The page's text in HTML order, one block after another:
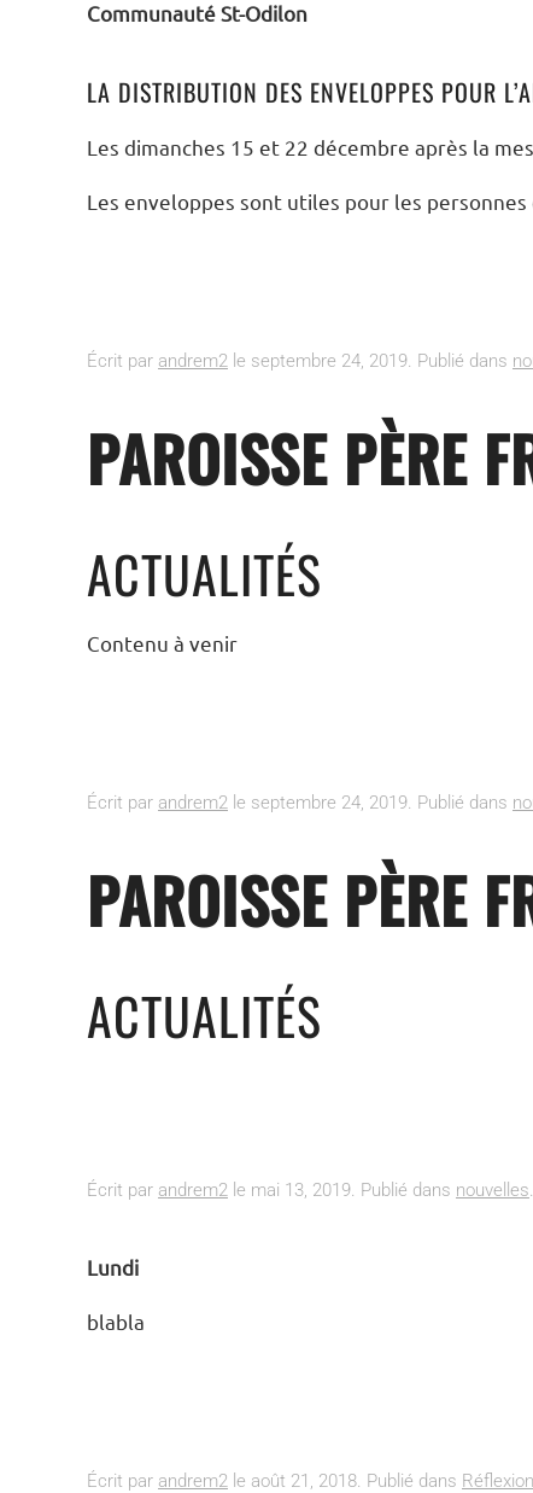
Communauté St-Odilon
LA DISTRIBUTION DES ENVELOPPES POUR
Les dimanches 15 et 22 décembre après la
Les enveloppes sont utiles pour les
Écrit par andrem2 le septembre 24, 2019. Publié dans
PAROISSE PÈRE
ACTUALITÉS
Contenu à venir
Écrit par andrem2 le septembre 24, 2019. Publié dans
PAROISSE PÈRE
ACTUALITÉS
Écrit par andrem2 le mai 13, 2019. Publié dans nouvelles.
Lundi
blabla
Écrit par andrem2 le août 21, 2018. Publié dans